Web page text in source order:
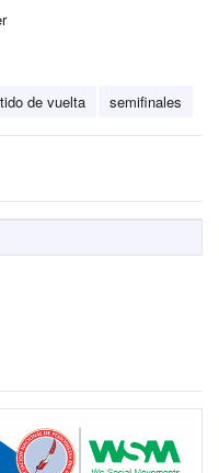
de vuelta semifinales